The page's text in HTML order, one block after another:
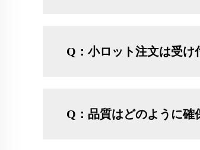
Q：小ロット注文は受け
Q：品質はどのように確